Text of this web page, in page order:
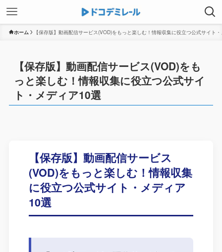
ホーム 【保存版】動画配信サービス(VOD)をもっと楽しむ！情報収集に役立つ公式サイト
【保存版】動画配信サービス(VOD)をも
っと楽しむ！情報収集に役立つ公式サイ
ト・メディア10選
【保存版】動画配信サービス
(VOD)をもっと楽しむ！情報収集
に役立つ公式サイト・メディア
10選